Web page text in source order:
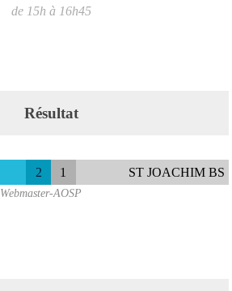
de 15h à 16h45
Résultat
2 1 ST JOACHIM BS
Webmaster-AOSP